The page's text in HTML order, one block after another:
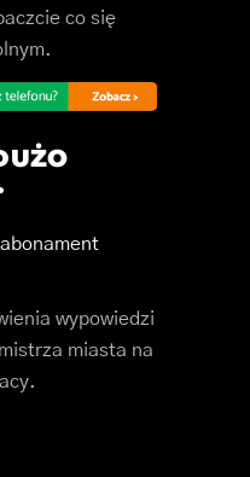
co się
wypowiedzi
miasta na